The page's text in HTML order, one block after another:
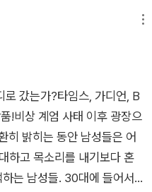
지와는 다르게 여성에 대한
운영된다. 한국 남성 자살률
경우 같은 연령대 여성 자살
역시 남성이 여성보다 5배
퍼센트로 절반을 넘는다.
계의 문제는 전 세계 남성들
으며, 이들의 삶에 명백하고
음에
로 갔는가?타임스, 가디언, B
!비상 계엄 사태 이후 광장으
히 밝히는 동안 남성들은 어
하고 목소리를 내기보다 혼
는 남성들. 30대에 들어서